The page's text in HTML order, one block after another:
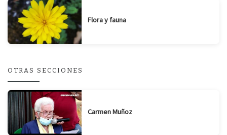
Flora y fauna
OTRAS SECCIONES
Carmen Muñoz